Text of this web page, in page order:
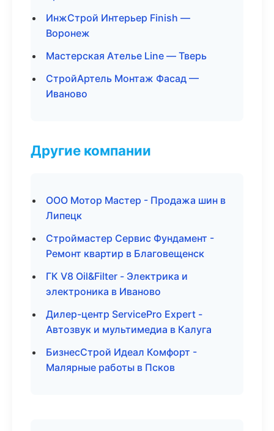
ИнжСтрой Интерьер Finish —
Воронеж
Мастерская Ателье Line — Тверь
СтройАртель Монтаж Фасад —
Иваново
Другие компании
ООО Мотор Мастер - Продажа шин в
Липецк
Строймастер Сервис Фундамент -
Ремонт квартир в Благовещенск
ГК V8 Oil&Filter - Электрика и
электроника в Иваново
Дилер-центр ServicePro Expert -
Автозвук и мультимедиа в Калуга
БизнесСтрой Идеал Комфорт -
Малярные работы в Псков